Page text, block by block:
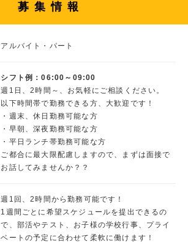
募集情報
アルバイト・パート
シフト例：06:00～09:00
週1日、2時間～、お気軽にご相談ください。
以下時間帯で勤務できる方、大歓迎です！
・週末、休日勤務可能な方
・早朝、深夜勤務可能な方
・平日ランチ帯勤務可能な方
ご都合に最大限配慮しますので、まずは面接で
お話してみませんか？？
週1回、2時間から勤務可能です！
1週間ごとに希望スケジュールを提出できるの
で、部活やテスト、お子様の学校行事、プライ
ベートの予定に合わせて柔軟に働けます！